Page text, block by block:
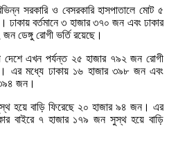
সরকারি ও বেসরকারি হাসপাতালে মোট ৫
ঢাকায় বর্তমানে ৩ হাজার ৩৭০ জন এবং ঢাকার
ডেঙ্গু রোগী ভর্তি রয়েছে।
দেশে এখন পর্যন্ত ২৫ হাজার ৭৯২ জন রোগী
এর মধ্যে ঢাকায় ১৬ হাজার ৩৯৮ জন এবং
৩৯৪ জন।
হয়ে বাড়ি ফিরেছে ২০ হাজার ৯৪ জন। এর
বাইরে ৭ হাজার ১৭৯ জন সুস্থ হয়ে বাড়ি